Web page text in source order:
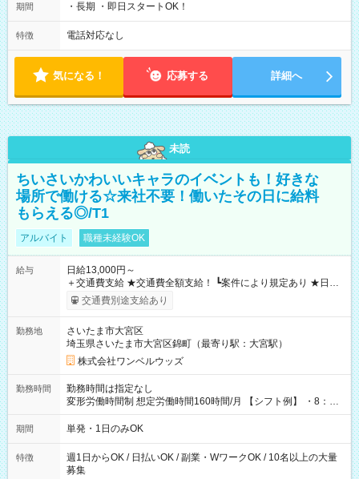
期間 ・長期 ・即日スタートOK！
特徴 電話対応なし
気になる！ 応募する 詳細へ
未読
ちいさいかわいいキャラのイベントも！好きな
場所で働ける☆来社不要！働いたその日に給料
もらえる◎/T1
アルバイト 職種未経験OK
給与
日給13,000円～
＋交通費支給 ★交通費全額支給！ ┗案件により規定あり ★日払
いOK！（規定あり） ┗働いたその日に現金GET♪ お仕事後はコ
ンビニATMから 日払い分を引き落とせます！ 【試用期間】試
交通費別途支給あり
勤務地
さいたま市大宮区
埼玉県さいたま市大宮区錦町（最寄り駅：大宮駅）
株式会社ワンベルウッズ
勤務時間
勤務時間は指定なし
変形労働時間制 想定労働時間160時間/月 【シフト例】 ・8：00
～21：00
期間 単発・1日のみOK
特徴
週1日からOK / 日払いOK / 副業・WワークOK / 10名以上の大量
募集